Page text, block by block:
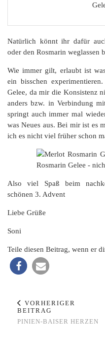
Natürlich könnt ihr dafür
oder den Rosmarin weglassen
Wie immer gilt, erlaubt ist
ein bisschen
Gelee, da mir die Konsistenz
anders bzw. in Verbindung
springt auch immer mal
was Neues aus. Bei mir ist es
ich es nicht viel früher schon
Also viel Spaß beim
schönen 3. Advent
Liebe Grüße
Soni
Teile diesen Beitrag, wenn er
VORHERIGER
BEITRAG
PINIEN-BAISER HERZEN